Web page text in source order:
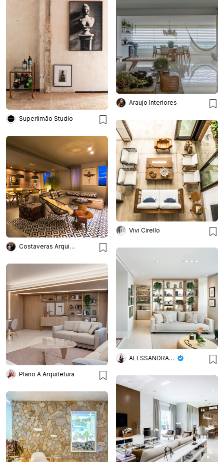
Superlimão Studio
Araujo Interiores
Vivi Cirello
Costaveras Arquitetos
ALESSANDRA BRAGGION ARQUITETURA & INTERIORES
Plano A Arquitetura